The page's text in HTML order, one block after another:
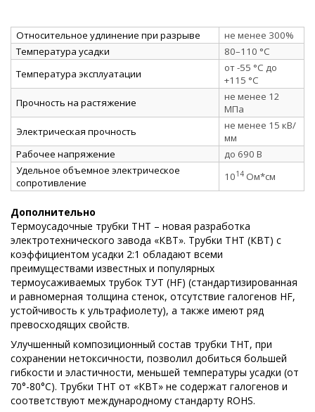
Относительное удлинение при разрыве
не менее 300%
Температура усадки
80–110 °C
Температура эксплуатации
от -55 °C до
+115 °C
Прочность на растяжение
не менее 12
МПа
Электрическая прочность
не менее 15 кВ/
мм
Рабочее напряжение
до 690 В
Удельное объемное электрическое
сопротивление
1014 Ом*см
Дополнительно
Термоусадочные трубки ТНТ – новая разработка
электротехнического завода «КВТ». Трубки ТНТ (КВТ) с
коэффициентом усадки 2:1 обладают всеми
преимуществами известных и популярных
термоусаживаемых трубок ТУТ (HF) (стандартизированная
и равномерная толщина стенок, отсутствие галогенов HF,
устойчивость к ультрафиолету), а также имеют ряд
превосходящих свойств.
Улучшенный композиционный состав трубки ТНТ, при
сохранении нетоксичности, позволил добиться большей
гибкости и эластичности, меньшей температуры усадки (от
70°-80°С). Трубки ТНТ от «КВТ» не содержат галогенов и
соответствуют международному стандарту ROHS.